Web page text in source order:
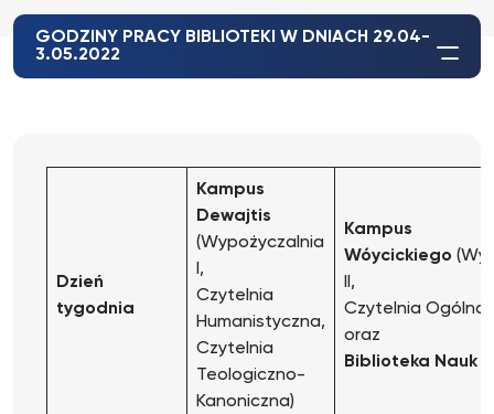
GODZINY PRACY BIBLIOTEKI W DNIACH 29.04-
3.05.2022
Dzień
tygodnia
Kampus
Dewajtis
(Wypożyczalnia
I,
Czytelnia
Humanistyczna,
Czytelnia
Teologiczno-
Kanoniczna)
Kampus
Wóycickiego
II,
Czytelnia Ogólna
oraz
Biblioteka Nauk